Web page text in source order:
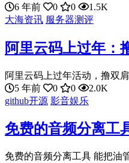
6 年前
0 0
1.5K
大海资讯 服务器测评
阿里云码上过年：
阿里云码上过年活动，撸双
5 年前
0 0
2.0K
github开源 影音娱乐
免费的音频分离工
免费的音频分离工具 能把油